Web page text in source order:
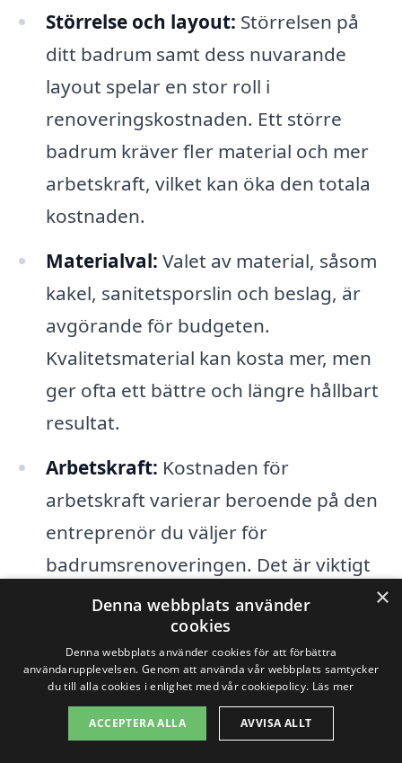
Störrelse och layout: Störrelsen på
ditt badrum samt dess nuvarande
layout spelar en stor roll i
renoveringskostnaden. Ett större
badrum kräver fler material och mer
arbetskraft, vilket kan öka den totala
kostnaden.
Materialval: Valet av material, såsom
kakel, sanitetsporslin och beslag, är
avgörande för budgeten.
Kvalitetsmaterial kan kosta mer, men
ger ofta ett bättre och längre hållbart
resultat.
Arbetskraft: Kostnaden för
arbetskraft varierar beroende på den
entreprenör du väljer för
badrumsrenoveringen. Det är viktigt
att samla in offerter från flera olika
företag för att få en bra uppfattning
om prissättning och tjänster.
Installation av funktioner:Om du
planerar att installera nya funktioner
×
Denna webbplats använder
cookies
Denna webbplats använder cookies för att förbättra
användarupplevelsen. Genom att använda vår webbplats samtycker
du till alla cookies i enlighet med vår cookiepolicy. Läs mer
ACCEPTERA ALLA AVVISA ALLT